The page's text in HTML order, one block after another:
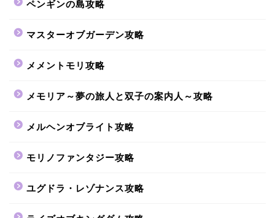
ペンギンの島攻略
マスターオブガーデン攻略
メメントモリ攻略
メモリア～夢の旅人と双子の案内人～攻略
メルヘンオブライト攻略
モリノファンタジー攻略
ユグドラ・レゾナンス攻略